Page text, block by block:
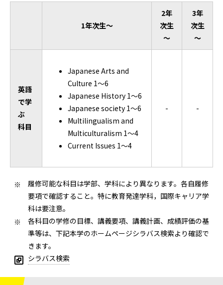
1年次生～
2年
次生
～
3年
次生
～
英語
で学
ぶ
科目
Japanese Arts and
Culture 1～6
Japanese History 1～6
Japanese society 1～6
Multilingualism and
Multiculturalism 1～4
Current Issues 1～4
- -
履修可能な科目は学部、学科により異なります。各自履修
要項で確認すること。特に教育発達学科，国際キャリア学
科は要注意。
各科目の学修の目標、講義要項、講義計画、成績評価の基
準等は、下記本学のホームページシラバス検索より確認で
きます。
シラバス検索